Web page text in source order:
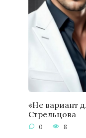
«Не вариант
Стрельцова
0 8